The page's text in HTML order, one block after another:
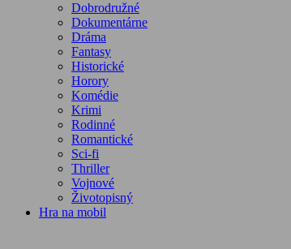
Dobrodružné
Dokumentárne
Dráma
Fantasy
Historické
Horory
Komédie
Krimi
Rodinné
Romantické
Sci-fi
Thriller
Vojnové
Životopisný
Hra na mobil